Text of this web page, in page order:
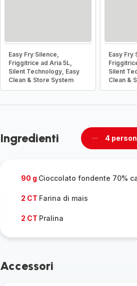
Easy Fry Silence,
Friggitrice ad Aria 5L,
Silent Technology, Easy
Clean & Store System
Easy Fry
Silent
Clean &
Ingredienti
Rimuovi
4
90 g Cioccolato fondente 70%
2 CT Farina di mais
2 CT Pralina
Accessori